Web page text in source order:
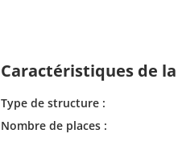
Caractéristiques de
Type de structure :
Nombre de places :